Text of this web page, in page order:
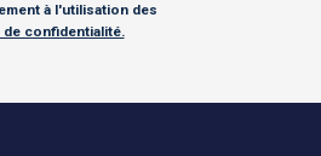
à l'utilisation des
de confidentialité.